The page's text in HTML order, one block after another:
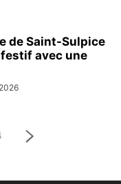
de Saint-Sulpice
avec une